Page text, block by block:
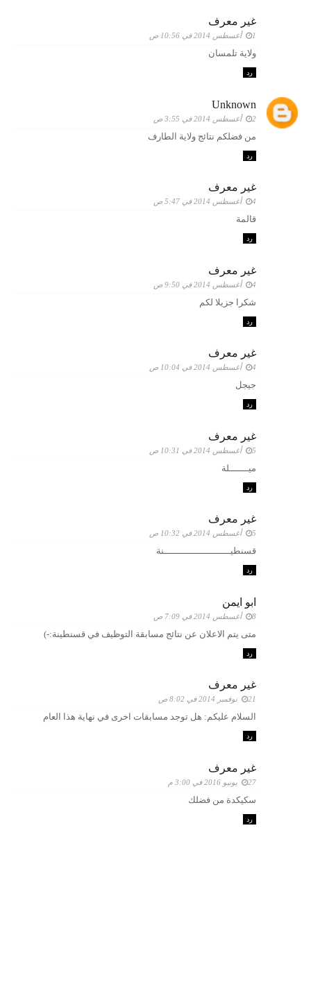
غير معرف
1 أغسطس 2014 في 10:56 ص
ولاية تلمسان
رد
Unknown
2 أغسطس 2014 في 3:55 ص
من فضلكم نتائج ولاية الطارف
رد
غير معرف
4 أغسطس 2014 في 5:47 ص
قالمة
رد
غير معرف
4 أغسطس 2014 في 9:50 ص
شكرا جزيلا لكم
رد
غير معرف
4 أغسطس 2014 في 10:04 ص
جيجل
رد
غير معرف
5 أغسطس 2014 في 10:31 ص
ميـــــــلة
رد
غير معرف
5 أغسطس 2014 في 10:32 ص
قسنطيــــــــــــــــــــــــنة
رد
ابو ايمن
8 أغسطس 2014 في 7:09 ص
متى يتم الاعلان عن نتائج مسابقة التوظيف في قسنطينة:-)
رد
غير معرف
21 نوفمبر 2014 في 8:02 ص
السلام عليكم: هل توجد مسابقات اخرى في نهاية هذا العام
رد
غير معرف
27 يونيو 2016 في 3:00 م
سكيكدة من فضلك
رد